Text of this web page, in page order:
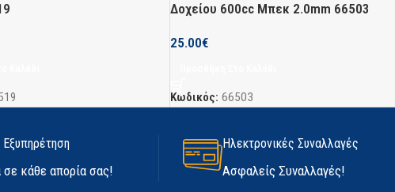
Δοχείου 600cc Μπεκ 2.0mm 66503
25.00€
Κωδικός:66503
σε κάθε απορία σας!
Ηλεκτρονικές Συναλλαγές
Ασφαλείς Συναλλαγές!